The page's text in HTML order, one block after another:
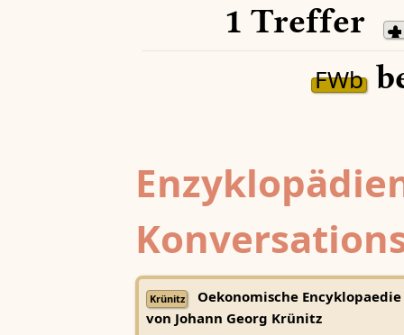
1 Treffer
FWb
Krünitz
Oekonomische Encyklopaedie
von Johann Georg Krünitz